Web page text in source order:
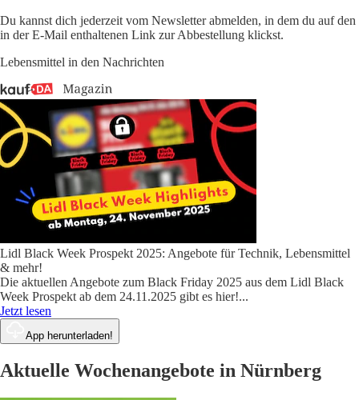
Du kannst dich jederzeit vom Newsletter abmelden, in dem du auf den
in der E-Mail enthaltenen Link zur Abbestellung klickst.
Lebensmittel in den Nachrichten
Lidl Black Week Prospekt 2025: Angebote für Technik, Lebensmittel
& mehr!
Die aktuellen Angebote zum Black Friday 2025 aus dem Lidl Black
Week Prospekt ab dem 24.11.2025 gibt es hier!...
Jetzt lesen
App herunterladen!
Aktuelle Wochenangebote in Nürnberg